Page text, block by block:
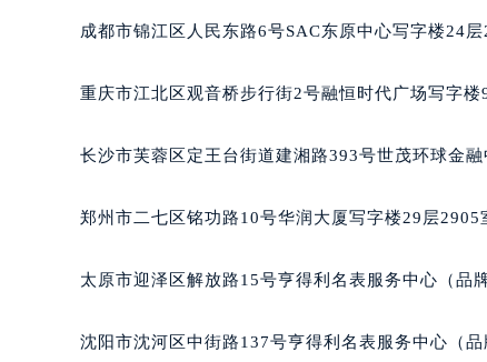
吉林省白城市洮北区明仁南街宝玑
吉林省吉林市船营区河南街宝玑售
吉林省梅河口市新华街道梅河大街
吉林省松原市宁江区五环大街宝玑
吉林省延边市延吉市解放路宝玑售
辽宁省本溪市平山区胜利路宝玑售
成都市锦江区人民东路6号SAC东原中心写字楼24层
重庆市江北区观音桥步行街2号融恒时代广场写字楼
长沙市芙蓉区定王台街道建湘路393号世茂环球金
郑州市二七区铭功路10号华润大厦写字楼29层2905
太原市迎泽区解放路15号亨得利名表服务中心（品
沈阳市沈河区中街路137号亨得利名表服务中心（